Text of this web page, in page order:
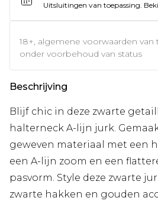
Uitsluitingen van toepassing.
18+, algemene voorwaarden van
onder voorbehoud van status
Beschrijving
Blijf chic in deze zwarte
halterneck A-lijn jurk.
geweven materiaal met een
een A-lijn zoom en een
pasvorm. Style deze zwarte
zwarte hakken en gouden